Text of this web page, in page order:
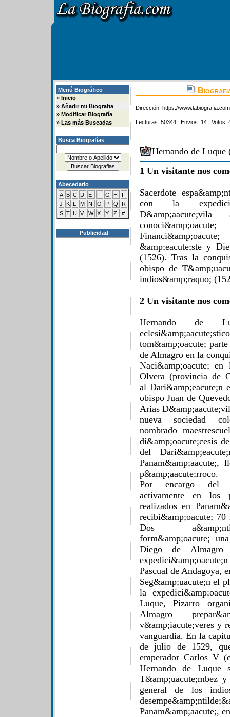
Menú Biográfico
» Inicio
» Añadir mi Biografia
» Modificar Biografía
» Las más Buscadas
Busca Biografías
Abecedario
A B C D E F G H
I
J
K L M N O P Q
R
S T U V W X Y Z #
Publicidad
Dirección: https://
Lecturas: 50344 : Envios: 14 : Votos:
Hernando de
1 Un visitante nos
Sacerdote
con la
&amp;eacute;ste y
(1526). Tras la
obispo de
indios&amp;raquo;
2 Un visitante nos
Hernando de
tom&amp;oacute;
de Almagro en la
Naci&amp;oacute;
Olvera (provincia de
al Dari&amp;eacute;n
obispo Juan de
Arias
nueva sociedad
nombrado
di&amp;oacute;cesis
del
p&amp;aacute;rroco.
Por encargo del
activamente en los
realizados en
recibi&amp;oacute; 70
Dos
form&amp;oacute;
Diego de
Pascual de Andagoya,
Seg&amp;uacute;n el
la
Luque, Pizarro
Almagro
v&amp;iacute;veres y
vanguardia. En la
de julio de 1529,
emperador Carlos V
Hernando de Luque
T&amp;uacute;mbez
general de los
Panam&amp;aacute;,